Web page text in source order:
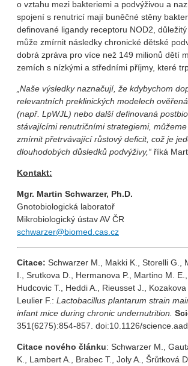
o vztahu mezi bakteriemi a podvýživou a
spojení s renutricí mají buněčné stěny
definované ligandy receptoru NOD2,
může zmírnit následky chronické dětské
dobrá zpráva pro více než 149 milionů dětí
zemích s nízkými a středními příjmy, které
„Naše výsledky naznačují, že kdybychom
relevantních preklinických modelech
(např. LpWJL) nebo další definovaná
stávajícími renutričními strategiemi,
zmírnit přetrvávající růstový deficit, což je
dlouhodobých důsledků podvýživy,“ říká
Kontakt:
Mgr. Martin Schwarzer, Ph.D.
Gnotobiologická laboratoř
Mikrobiologický ústav AV ČR
schwarzer@biomed.cas.cz
Citace: Schwarzer M., Makki K., Storelli G.,
I., Srutkova D., Hermanova P., Martino M.
Hudcovic T., Heddi A., Rieusset J.,
Leulier F.: Lactobacillus plantarum strain
infant mice during chronic undernutrition.
351(6275):854-857. doi:10.1126/
Citace nového článku: Schwarzer M.,
K., Lambert A., Brabec T., Joly A., Šrůtková